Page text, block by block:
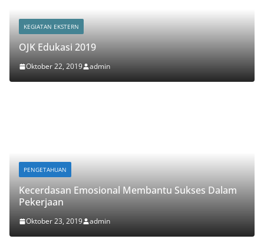
KEGIATAN EKSTERN
OJK Edukasi 2019
Oktober 22, 2019 admin
PENGETAHUAN
Kecerdasan Emosional Membantu Sukses Dalam
Pekerjaan
Oktober 23, 2019 admin